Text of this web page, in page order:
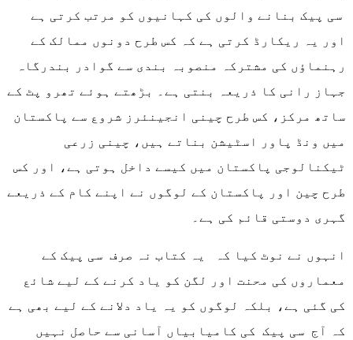
سی پیک بنانے والوں کی کہانیوں کو مرتب کرتی ہے
اور یہ ریکارڈ کرتی ہے کہ کس طرح دونوں ممالک کے
رہنماؤں کی مشترکہ منصوبہ بندی سے گوادر بندرگاہ
جہاز رانی کا ذریعہ بنتی ہے۔ بڑھتے ہوئے تھرو پٹ کے
ساتھ مرکز، کس طرح چینی انجینئرز شروع سے پاکستان
میں ونڈ پاور اسٹیشن بناتے ہیں، چینی زرعی
ٹیکنالوجی پاکستان میں کیسے داخل ہوتی ہے، اور کس
طرح چین اور پاکستان کے لوگوں نے اپنے کام کے ذریعے
گہری دوستی قائم کی ہے۔
انہوں نے نوٹ کیا کہ یہ کتاب نہ صرف سی پیک کے
معماروں کی محنت اور لگن کو یاد کرنے کے لیے شائع
کی گئی ہے، بلکہ لوگوں کو یہ یاد دلانے کے لیے بھی ہے
کہ آج سی پیک کی کامیابیاں آسانی سے حاصل نہیں